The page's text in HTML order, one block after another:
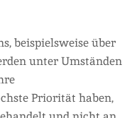
beispielsweise über
unter Umständen
Priorität haben,